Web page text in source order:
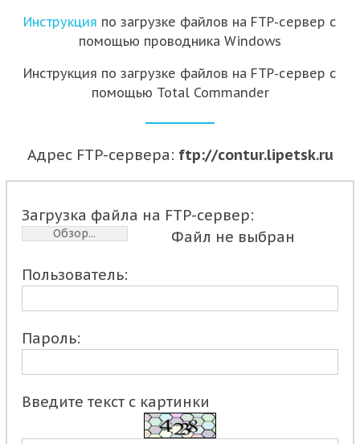
Инструкция по загрузке файлов на FTP-сервер с
помощью проводника Windows
Инструкция по загрузке файлов на FTP-сервер с
помощью Total Commander
Адрес FTP-сервера: ftp://contur.lipetsk.ru
Загрузка файла на FTP-сервер:
Обзор... Файл не выбран
Пользователь:
Пароль:
Введите текст с картинки